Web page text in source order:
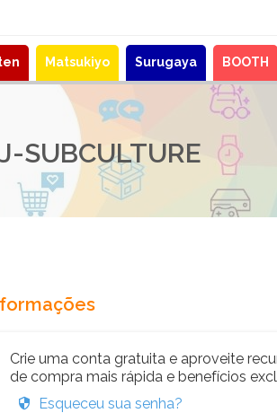
Matsukiyo Surugaya BOOTH
SUBCULTURE
Crie uma conta gratuita e aproveite
de compra mais rápida e benefícios
Esqueceu sua senha?